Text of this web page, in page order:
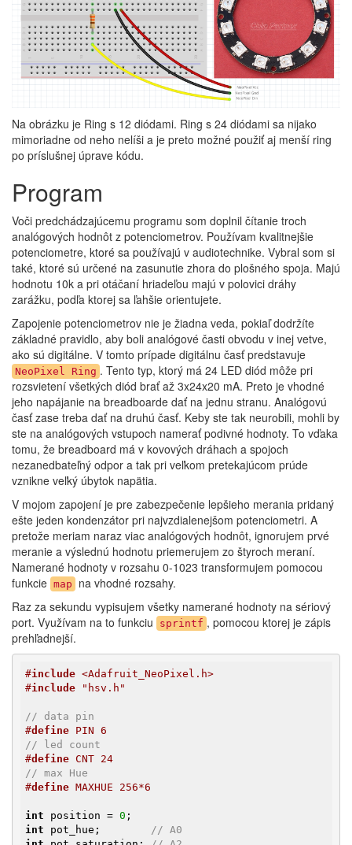
Na obrázku je Ring s 12 diódami. Ring s 24 diódami sa nijako
mimoriadne od neho nelíši a je preto možné použiť aj menší ring
po príslušnej úprave kódu.
Program
Voči predchádzajúcemu programu som doplnil čítanie troch
analógových hodnôt z potenciometrov. Používam kvalitnejšie
potenciometre, ktoré sa používajú v audiotechnike. Vybral som si
také, ktoré sú určené na zasunutie zhora do plošného spoja. Majú
hodnotu 10k a pri otáčaní hriadeľou majú v polovici dráhy
zarážku, podľa ktorej sa ľahšie orientujete.
Zapojenie potenciometrov nie je žiadna veda, pokiaľ dodržíte
základné pravidlo, aby boli analógové časti obvodu v inej vetve,
ako sú digitálne. V tomto prípade digitálnu časť predstavuje
NeoPixel Ring . Tento typ, ktorý má 24 LED diód môže pri
rozsvietení všetkých diód brať až 3x24x20 mA. Preto je vhodné
jeho napájanie na breadboarde dať na jednu stranu. Analógovú
časť zase treba dať na druhú časť. Keby ste tak neurobili, mohli by
ste na analógových vstupoch namerať podivné hodnoty. To vďaka
tomu, že breadboard má v kovových dráhach a spojoch
nezanedbateľný odpor a tak pri veľkom pretekajúcom prúde
vznikne veľký úbytok napätia.
V mojom zapojení je pre zabezpečenie lepšieho merania pridaný
ešte jeden kondenzátor pri najvzdialenejšom potenciometri. A
pretože meriam naraz viac analógových hodnôt, ignorujem prvé
meranie a výslednú hodnotu priemerujem zo štyroch meraní.
Namerané hodnoty v rozsahu 0-1023 transformujem pomocou
funkcie map
na vhodné rozsahy.
Raz za sekundu vypisujem všetky namerané hodnoty na sériový
port. Využívam na to funkciu
sprintf , pomocou ktorej je zápis
prehľadnejší.
#include <Adafruit_NeoPixel.h>
#include "hsv.h"
// data pin
#define PIN 6
// led count
#define CNT 24
// max Hue
#define MAXHUE 256*6
int position = 0
int pot_hue;
// A0